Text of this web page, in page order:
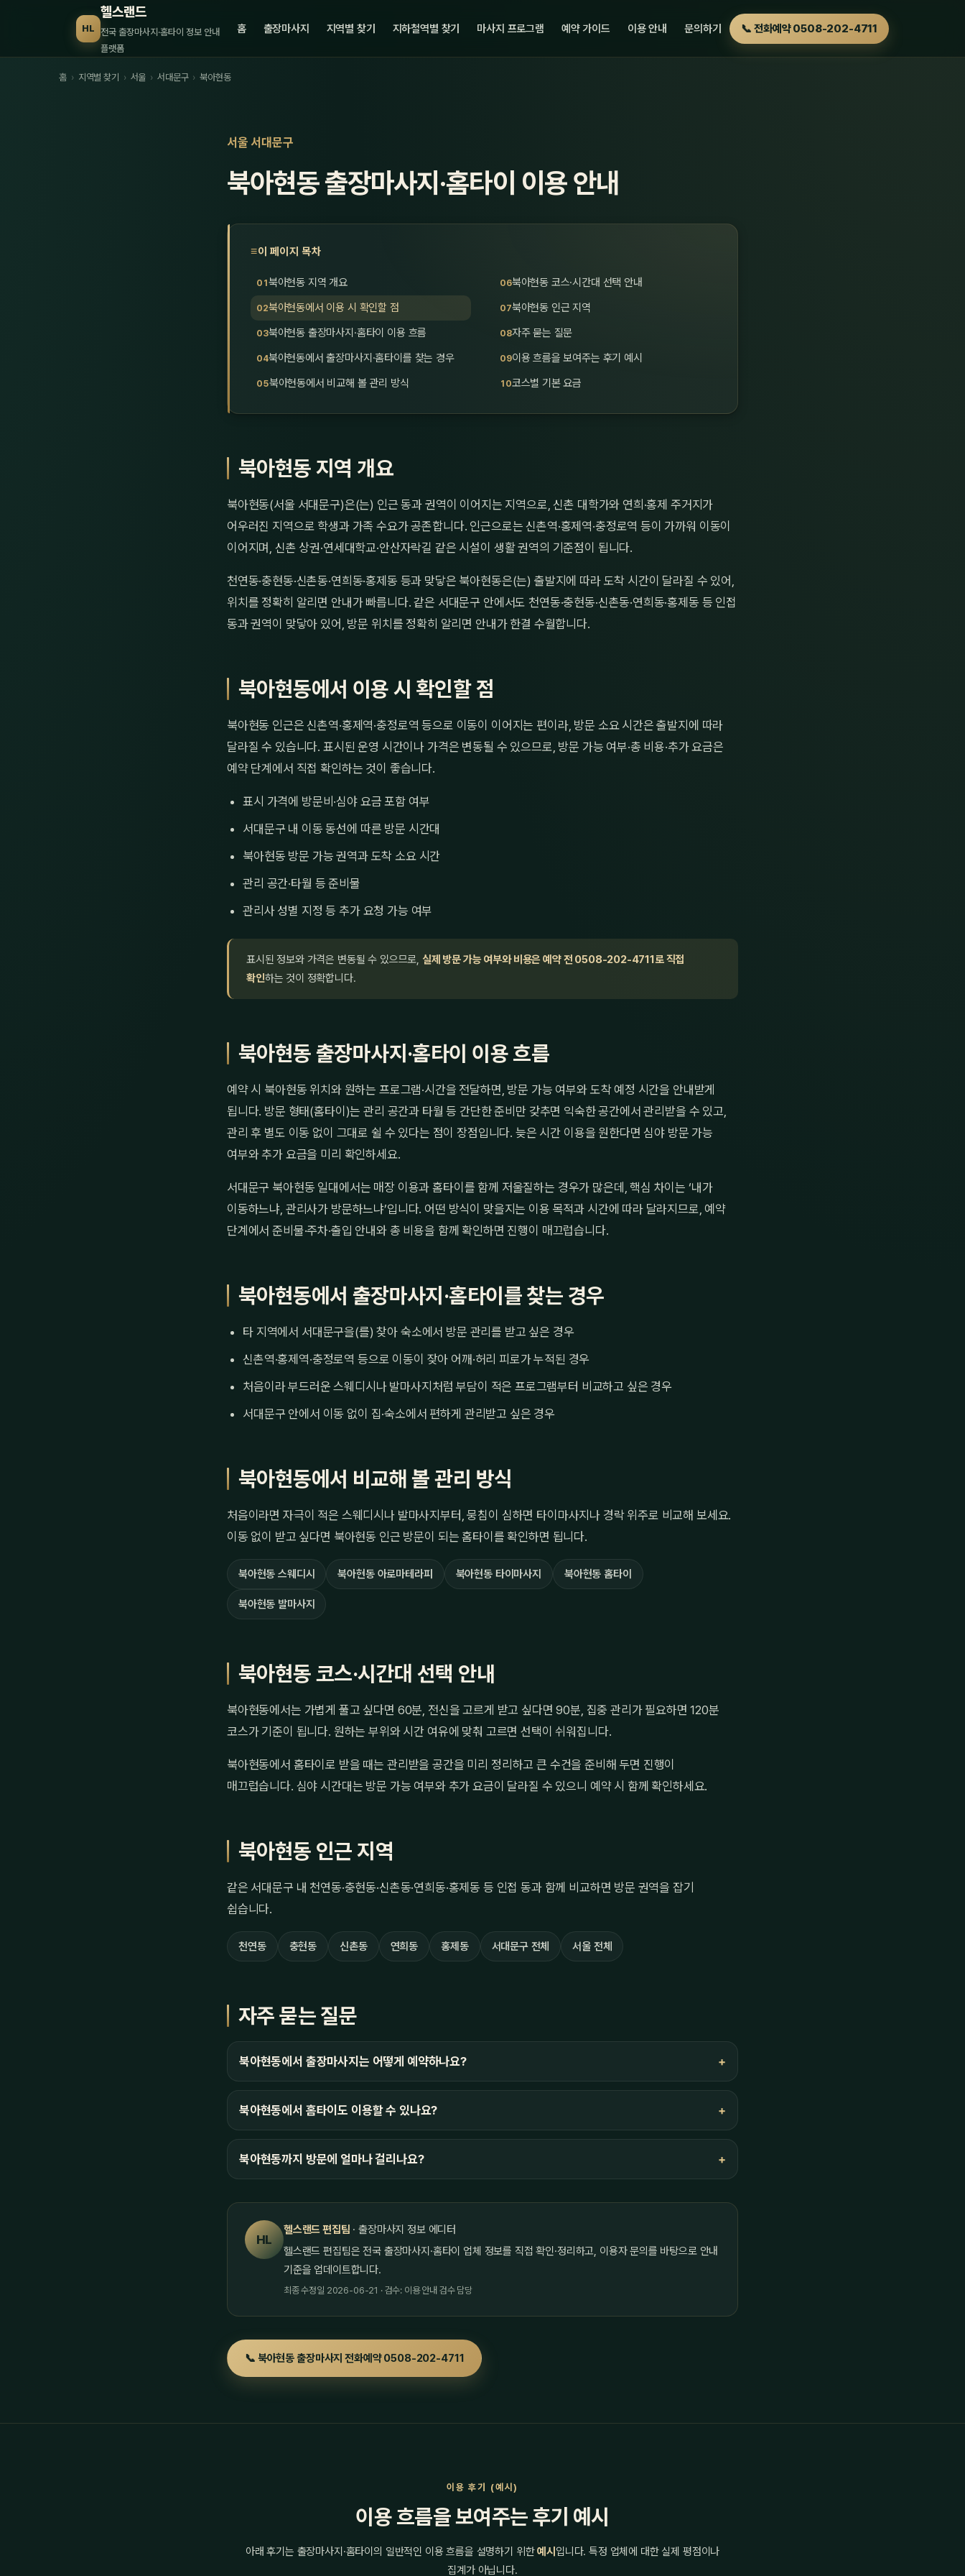
HL
헬스랜드
전국 출장마사지·홈타이 정보 안내
플랫폼
홈 출장마사지 지역별 찾기 지하철역별 찾기 마사지 프로그램 예약 가이드 이용 안내 문의하기 📞 전화예약 0508-202-4711
홈 › 지역별 찾기 › 서울 › 서대문구 › 북아현동
서울 서대문구
북아현동 출장마사지·홈타이 이용 안내
이 페이지 목차
북아현동 지역 개요
북아현동에서 이용 시 확인할 점
북아현동 출장마사지·홈타이 이용 흐름
북아현동에서 출장마사지·홈타이를 찾는 경우
북아현동에서 비교해 볼 관리 방식
북아현동 코스·시간대 선택 안내
북아현동 인근 지역
자주 묻는 질문
이용 흐름을 보여주는 후기 예시
코스별 기본 요금
북아현동 지역 개요
북아현동(서울 서대문구)은(는) 인근 동과 권역이 이어지는 지역으로, 신촌 대학가와 연희·홍제 주거지가
어우러진 지역으로 학생과 가족 수요가 공존합니다. 인근으로는 신촌역·홍제역·충정로역 등이 가까워 이동이
이어지며, 신촌 상권·연세대학교·안산자락길 같은 시설이 생활 권역의 기준점이 됩니다.
천연동·충현동·신촌동·연희동·홍제동 등과 맞닿은 북아현동은(는) 출발지에 따라 도착 시간이 달라질 수 있어,
위치를 정확히 알리면 안내가 빠릅니다. 같은 서대문구 안에서도 천연동·충현동·신촌동·연희동·홍제동 등 인접
동과 권역이 맞닿아 있어, 방문 위치를 정확히 알리면 안내가 한결 수월합니다.
북아현동에서 이용 시 확인할 점
북아현동 인근은 신촌역·홍제역·충정로역 등으로 이동이 이어지는 편이라, 방문 소요 시간은 출발지에 따라
달라질 수 있습니다. 표시된 운영 시간이나 가격은 변동될 수 있으므로, 방문 가능 여부·총 비용·추가 요금은
예약 단계에서 직접 확인하는 것이 좋습니다.
표시 가격에 방문비·심야 요금 포함 여부
서대문구 내 이동 동선에 따른 방문 시간대
북아현동 방문 가능 권역과 도착 소요 시간
관리 공간·타월 등 준비물
관리사 성별 지정 등 추가 요청 가능 여부
표시된 정보와 가격은 변동될 수 있으므로, 실제 방문 가능 여부와 비용은 예약 전 0508-202-4711로 직접
확인하는 것이 정확합니다.
북아현동 출장마사지·홈타이 이용 흐름
예약 시 북아현동 위치와 원하는 프로그램·시간을 전달하면, 방문 가능 여부와 도착 예정 시간을 안내받게
됩니다. 방문 형태(홈타이)는 관리 공간과 타월 등 간단한 준비만 갖추면 익숙한 공간에서 관리받을 수 있고,
관리 후 별도 이동 없이 그대로 쉴 수 있다는 점이 장점입니다. 늦은 시간 이용을 원한다면 심야 방문 가능
여부와 추가 요금을 미리 확인하세요.
서대문구 북아현동 일대에서는 매장 이용과 홈타이를 함께 저울질하는 경우가 많은데, 핵심 차이는 ‘내가
이동하느냐, 관리사가 방문하느냐’입니다. 어떤 방식이 맞을지는 이용 목적과 시간에 따라 달라지므로, 예약
단계에서 준비물·주차·출입 안내와 총 비용을 함께 확인하면 진행이 매끄럽습니다.
북아현동에서 출장마사지·홈타이를 찾는 경우
타 지역에서 서대문구을(를) 찾아 숙소에서 방문 관리를 받고 싶은 경우
신촌역·홍제역·충정로역 등으로 이동이 잦아 어깨·허리 피로가 누적된 경우
처음이라 부드러운 스웨디시나 발마사지처럼 부담이 적은 프로그램부터 비교하고 싶은 경우
서대문구 안에서 이동 없이 집·숙소에서 편하게 관리받고 싶은 경우
북아현동에서 비교해 볼 관리 방식
처음이라면 자극이 적은 스웨디시나 발마사지부터, 뭉침이 심하면 타이마사지나 경락 위주로 비교해 보세요.
이동 없이 받고 싶다면 북아현동 인근 방문이 되는 홈타이를 확인하면 됩니다.
북아현동 스웨디시 북아현동 아로마테라피 북아현동 타이마사지 북아현동 홈타이
북아현동 발마사지
북아현동 코스·시간대 선택 안내
북아현동에서는 가볍게 풀고 싶다면 60분, 전신을 고르게 받고 싶다면 90분, 집중 관리가 필요하면 120분
코스가 기준이 됩니다. 원하는 부위와 시간 여유에 맞춰 고르면 선택이 쉬워집니다.
북아현동에서 홈타이로 받을 때는 관리받을 공간을 미리 정리하고 큰 수건을 준비해 두면 진행이
매끄럽습니다. 심야 시간대는 방문 가능 여부와 추가 요금이 달라질 수 있으니 예약 시 함께 확인하세요.
북아현동 인근 지역
같은 서대문구 내 천연동·충현동·신촌동·연희동·홍제동 등 인접 동과 함께 비교하면 방문 권역을 잡기
쉽습니다.
천연동 충현동 신촌동 연희동 홍제동 서대문구 전체 서울 전체
자주 묻는 질문
북아현동에서 출장마사지는 어떻게 예약하나요?
북아현동에서 홈타이도 이용할 수 있나요?
북아현동까지 방문에 얼마나 걸리나요?
HL
헬스랜드 편집팀 · 출장마사지 정보 에디터
헬스랜드 편집팀은 전국 출장마사지·홈타이 업체 정보를 직접 확인·정리하고, 이용자 문의를 바탕으로 안내
기준을 업데이트합니다.
최종 수정일 2026-06-21 · 검수: 이용 안내 검수 담당
📞 북아현동 출장마사지 전화예약 0508-202-4711
이용 후기 (예시)
이용 흐름을 보여주는 후기 예시
아래 후기는 출장마사지·홈타이의 일반적인 이용 흐름을 설명하기 위한예시 입니다. 특정 업체에 대한 실제 평점이나
집계가 아닙니다.